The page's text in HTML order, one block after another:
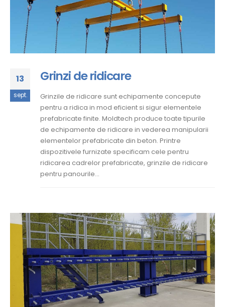
13
sept.
Grinzi de ridicare
Grinzile de ridicare sunt echipamente concepute
pentru a ridica in mod eficient si sigur elementele
prefabricate finite. Moldtech produce toate tipurile
de echipamente de ridicare in vederea manipularii
elementelor prefabricate din beton. Printre
dispozitivele furnizate specificam cele pentru
ridicarea cadrelor prefabricate, grinzile de ridicare
pentru panourile...